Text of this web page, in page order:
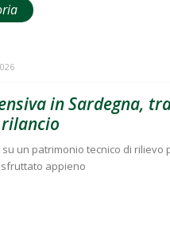
in Sardegna,
un patrimonio tecnico di rilievo
appieno